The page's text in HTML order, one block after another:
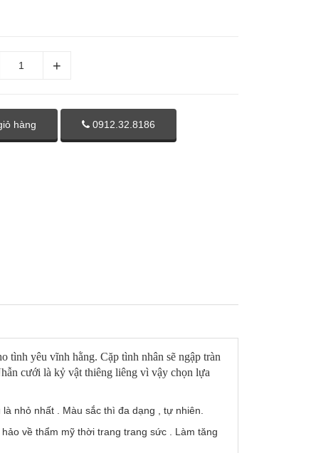
hàng 0912.32.8186
tình yêu vĩnh hằng. Cặp tình nhân sẽ ngập tràn
cưới là kỷ vật thiêng liêng vì vậy chọn lựa
nhỏ nhất . Màu sắc thì đa dạng , tự nhiên.
về thẩm mỹ thời trang trang sức . Làm tăng